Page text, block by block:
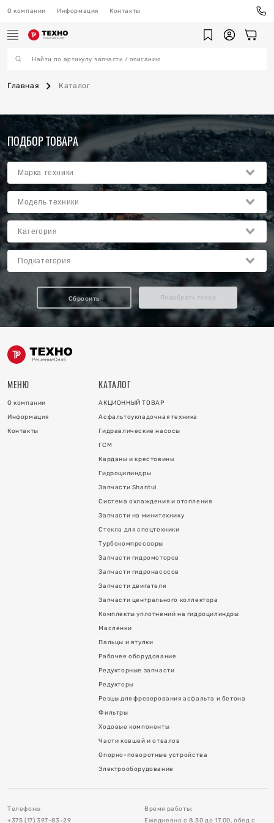
О компании Информация Контакты
Главная Каталог
ПОДБОР ТОВАРА
Сбросить Подобрать товар
МЕНЮ
О компании
Информация
Контакты
КАТАЛОГ
АКЦИОННЫЙ ТОВАР
Асфальтоукладочная техника
Гидравлические насосы
ГСМ
Карданы и крестовины
Гидроцилиндры
Запчасти Shantui
Система охлаждения и отопления
Запчасти на минитехнику
Стекла для спецтехники
Турбокомпрессоры
Запчасти гидромоторов
Запчасти гидронасосов
Запчасти двигателя
Запчасти центрального коллектора
Комплекты уплотнений на гидроцилиндры
Масленки
Пальцы и втулки
Рабочее оборудование
Редукторные запчасти
Редукторы
Резцы для фрезерования асфальта и бетона
Фильтры
Ходовые компоненты
Части ковшей и отвалов
Опорно-поворотные устройства
Электрооборудование
Телефоны
+375 (17) 397-83-29
Время работы:
Ежедневно с 8.30 до 17.00, обед с